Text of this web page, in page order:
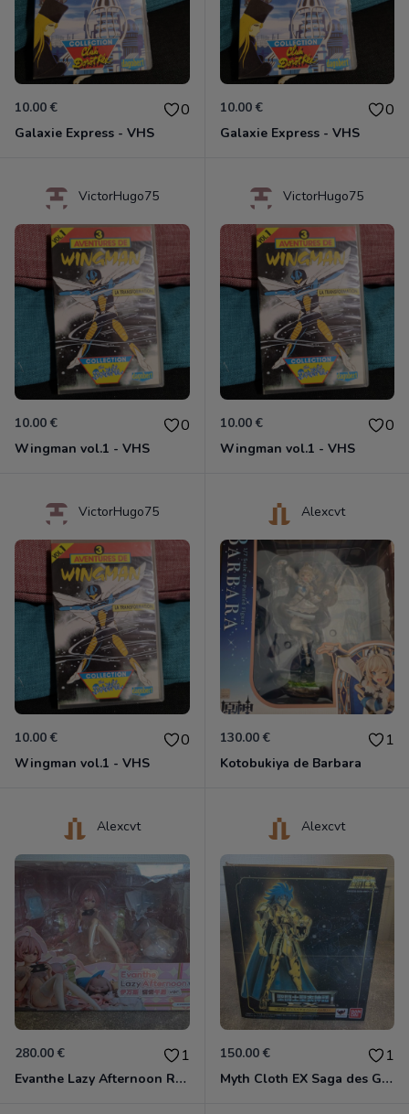
10.00 € 0
Galaxie Express - VHS
10.00 € 0
Galaxie Express - VHS
VictorHugo75
10.00 € 0
Wingman vol.1 - VHS
VictorHugo75
10.00 € 0
Wingman vol.1 - VHS
VictorHugo75
10.00 € 0
Wingman vol.1 - VHS
Alexcvt
130.00 € 1
Kotobukiya de Barbara
Alexcvt
280.00 € 1
Evanthe Lazy Afternoon Red Pride of Eden
Alexcvt
150.00 € 1
Myth Cloth EX Saga des Gémeaux